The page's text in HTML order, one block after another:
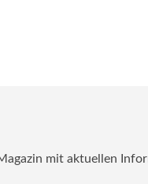
mit aktuellen